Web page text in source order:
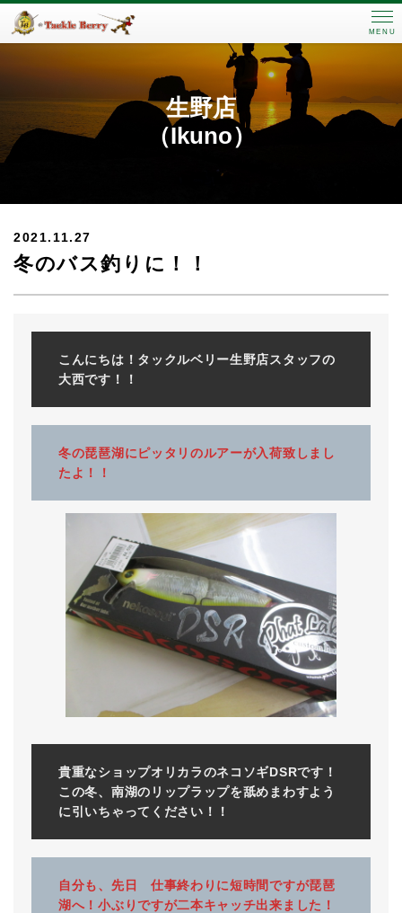
MENU
生野店
（Ikuno）
2021.11.27
冬のバス釣りに！！
こんにちは！タックルベリー生野店スタッフの
大西です！！
冬の琵琶湖にピッタリのルアーが入荷致しまし
たよ！！
貴重なショップオリカラのネコソギDSRです！
この冬、南湖のリップラップを舐めまわすよう
に引いちゃってください！！
自分も、先日 仕事終わりに短時間ですが琵琶
湖へ！小ぶりですが二本キャッチ出来ました！